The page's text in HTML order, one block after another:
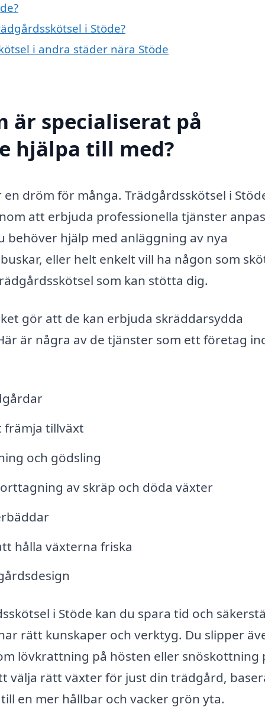
i Stöde?
i andra städer nära Stöde
är specialiserat på
hjälpa till med?
dröm för många. Trädgårdsskötsel i
att erbjuda professionella tjänster
behöver hjälp med anläggning av nya
eller helt enkelt vill ha någon som
som kan stötta dig.
gör att de kan erbjuda skräddarsydda
är några av de tjänster som ett företag
främja tillväxt
och gödsling
av skräp och döda växter
hålla växterna friska
i Stöde kan du spara tid och
rätt kunskaper och verktyg. Du slipper
lövkrattning på hösten eller snöskottning
välja rätt växter för just din trädgård,
en mer hållbar och vacker grön yta.